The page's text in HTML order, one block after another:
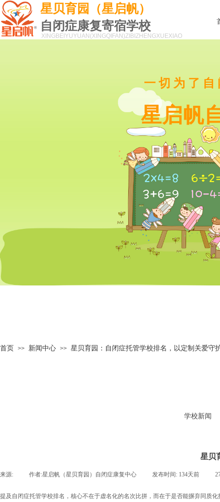
星贝育园（星启帆）
自闭症康复寄宿学校
XINGBEIYUYUAN(XINGQIFAN)ZIBIZHENGXUEXIAO
一切为了
星启帆
首页 >> 新闻中心 >> 星贝育园：自闭症托管学校排名，以定制关爱守
学校新闻
星贝
来源: 作者:星启帆（星贝育园）自闭症康复中心 发布时间: 134天前
提及自闭症托管学校排名，核心不在于虚名化的名次比拼，而在于是否能摒弃同质